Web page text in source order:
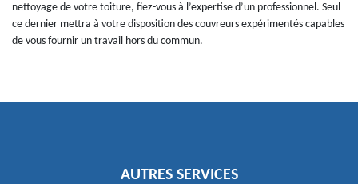
nettoyage de votre toiture, fiez-vous à l’expertise d’un professionnel. Seul
ce dernier mettra à votre disposition des couvreurs expérimentés capables
de vous fournir un travail hors du commun.
AUTRES SERVICES